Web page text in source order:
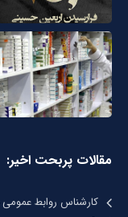
مقالات پربحت اخیر:
کارشناس روابط عمومی